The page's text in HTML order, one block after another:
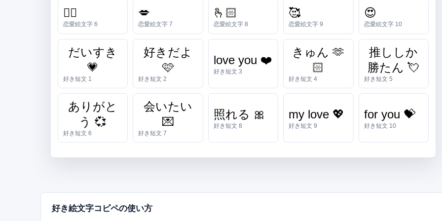
❤️‍🔥
恋愛絵文字 6
💋
恋愛絵文字 7
🫰🏻
恋愛絵文字 8
🥰
恋愛絵文字 9
😍
恋愛絵文字 10
だいすき
💗
好き短文 1
好きだよ
🩷
好き短文 2
love you ❤️
好き短文 3
きゅん 🫶
🏻
好き短文 4
推ししか
勝たん 💘
好き短文 5
ありがと
う 💞
好き短文 6
会いたい
💌
好き短文 7
照れる 🎀
好き短文 8
my love 💖
好き短文 9
for you 💝
好き短文 10
好き絵文字コピペの使い方